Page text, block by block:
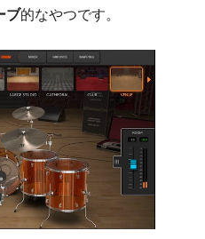
ブ的なやつです。